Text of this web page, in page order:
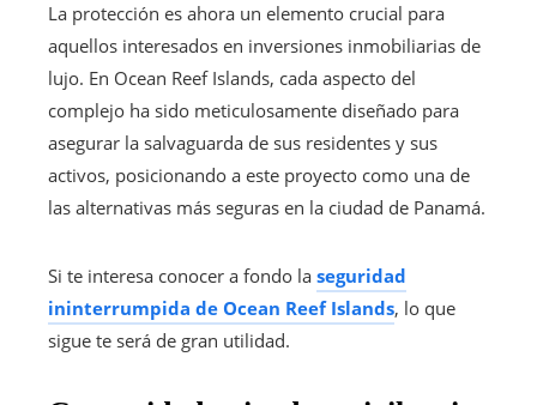
La protección es ahora un elemento crucial para
aquellos interesados en inversiones inmobiliarias de
lujo. En Ocean Reef Islands, cada aspecto del
complejo ha sido meticulosamente diseñado para
asegurar la salvaguarda de sus residentes y sus
activos, posicionando a este proyecto como una de
las alternativas más seguras en la ciudad de Panamá.
Si te interesa conocer a fondo la seguridad
ininterrumpida de Ocean Reef Islands, lo que
sigue te será de gran utilidad.